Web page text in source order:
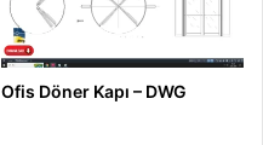
Ofis Döner Kapı – DWG